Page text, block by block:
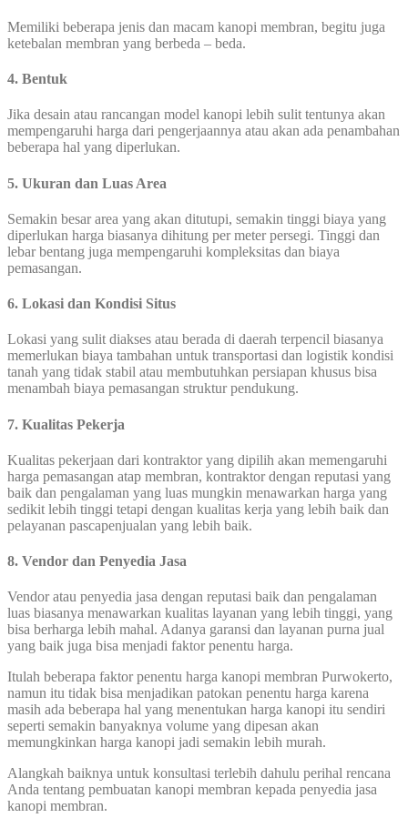
Memiliki beberapa jenis dan macam kanopi membran, begitu juga
ketebalan membran yang berbeda – beda.
4. Bentuk
Jika desain atau rancangan model kanopi lebih sulit tentunya akan
mempengaruhi harga dari pengerjaannya atau akan ada penambahan
beberapa hal yang diperlukan.
5. Ukuran dan Luas Area
Semakin besar area yang akan ditutupi, semakin tinggi biaya yang
diperlukan harga biasanya dihitung per meter persegi. Tinggi dan
lebar bentang juga mempengaruhi kompleksitas dan biaya
pemasangan.
6. Lokasi dan Kondisi Situs
Lokasi yang sulit diakses atau berada di daerah terpencil biasanya
memerlukan biaya tambahan untuk transportasi dan logistik kondisi
tanah yang tidak stabil atau membutuhkan persiapan khusus bisa
menambah biaya pemasangan struktur pendukung.
7. Kualitas Pekerja
Kualitas pekerjaan dari kontraktor yang dipilih akan memengaruhi
harga pemasangan atap membran, kontraktor dengan reputasi yang
baik dan pengalaman yang luas mungkin menawarkan harga yang
sedikit lebih tinggi tetapi dengan kualitas kerja yang lebih baik dan
pelayanan pascapenjualan yang lebih baik.
8. Vendor dan Penyedia Jasa
Vendor atau penyedia jasa dengan reputasi baik dan pengalaman
luas biasanya menawarkan kualitas layanan yang lebih tinggi, yang
bisa berharga lebih mahal. Adanya garansi dan layanan purna jual
yang baik juga bisa menjadi faktor penentu harga.
Itulah beberapa faktor penentu harga kanopi membran Purwokerto,
namun itu tidak bisa menjadikan patokan penentu harga karena
masih ada beberapa hal yang menentukan harga kanopi itu sendiri
seperti semakin banyaknya volume yang dipesan akan
memungkinkan harga kanopi jadi semakin lebih murah.
Alangkah baiknya untuk konsultasi terlebih dahulu perihal rencana
Anda tentang pembuatan kanopi membran kepada penyedia jasa
kanopi membran.